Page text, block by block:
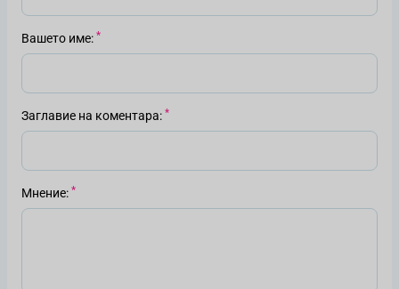
Вашето име
Заглавие на коментара
Мнение